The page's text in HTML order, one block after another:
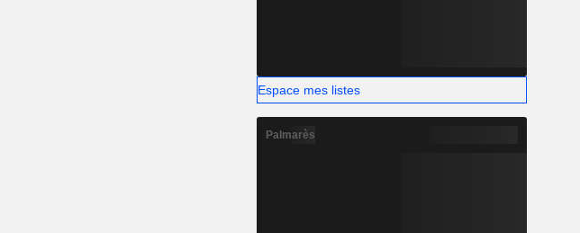
Espace mes listes
Palmarès